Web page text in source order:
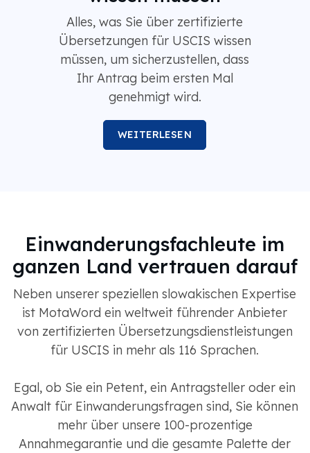
Alles, was Sie über zertifizierte
Übersetzungen für USCIS wissen
müssen, um sicherzustellen, dass
Ihr Antrag beim ersten Mal
genehmigt wird.
WEITERLESEN
Einwanderungsfachleute im
ganzen Land vertrauen darauf
Neben unserer speziellen slowakischen Expertise
ist MotaWord ein weltweit führender Anbieter
von zertifizierten Übersetzungsdienstleistungen
für USCIS in mehr als 116 Sprachen.
Egal, ob Sie ein Petent, ein Antragsteller oder ein
Anwalt für Einwanderungsfragen sind, Sie können
mehr über unsere 100-prozentige
Annahmegarantie und die gesamte Palette der